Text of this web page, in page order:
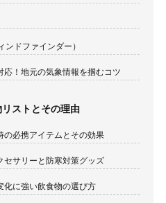
ンドファインダー）
応！地元の気象情報を掴むコツ
ストとその理由
の必携アイテムとその効果
セサリーと防寒対策グッズ
化に強い飲食物の選び方